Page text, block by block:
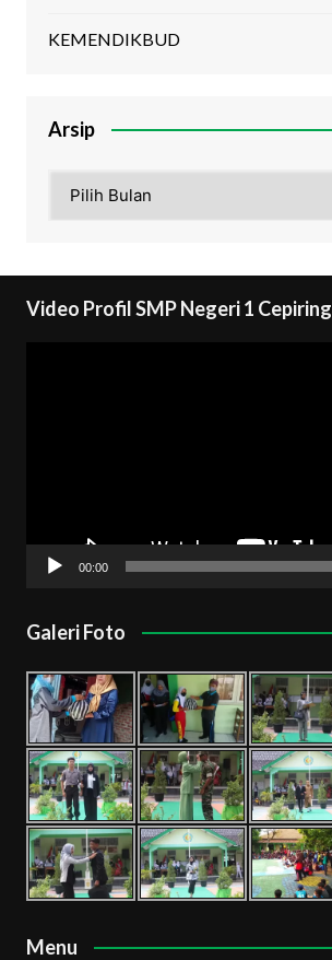
KEMENDIKBUD
Arsip
Video Profil SMP Negeri 1 Cepiring
00:00
Galeri Foto
Menu